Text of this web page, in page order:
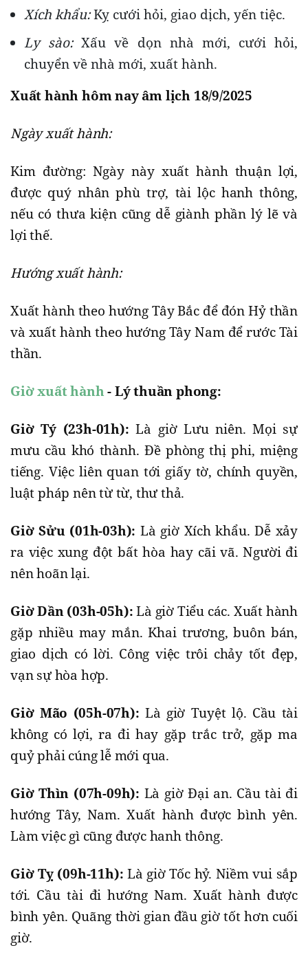
Xích khẩu:Kỵ cưới hỏi, giao dịch, yến tiệc.
Ly sào:Xấu về dọn nhà mới, cưới hỏi,
chuyển về nhà mới, xuất hành.
Xuất hành hôm nay âm lịch 18/9/2025
Ngày xuất hành:
Kim đường: Ngày này xuất hành thuận lợi,
được quý nhân phù trợ, tài lộc hanh thông,
nếu có thưa kiện cũng dễ giành phần lý lẽ và
lợi thế.
Hướng xuất hành:
Xuất hành theo hướng Tây Bắc để đón Hỷ thần
và xuất hành theo hướng Tây Nam để rước Tài
thần.
Giờ xuất hành- Lý thuần phong:
Giờ Tý (23h-01h): Là giờ Lưu niên. Mọi sự
mưu cầu khó thành. Đề phòng thị phi, miệng
tiếng. Việc liên quan tới giấy tờ, chính quyền,
luật pháp nên từ từ, thư thả.
Giờ Sửu (01h-03h): Là giờ Xích khẩu. Dễ xảy
ra việc xung đột bất hòa hay cãi vã. Người đi
nên hoãn lại.
Giờ Dần (03h-05h):Là giờ Tiểu các. Xuất hành
gặp nhiều may mắn. Khai trương, buôn bán,
giao dịch có lời. Công việc trôi chảy tốt đẹp,
vạn sự hòa hợp.
Giờ Mão (05h-07h): Là giờ Tuyệt lộ. Cầu tài
không có lợi, ra đi hay gặp trắc trở, gặp ma
quỷ phải cúng lễ mới qua.
Giờ Thìn (07h-09h): Là giờ Đại an. Cầu tài đi
hướng Tây, Nam. Xuất hành được bình yên.
Làm việc gì cũng được hanh thông.
Giờ Tỵ (09h-11h): Là giờ Tốc hỷ. Niềm vui sắp
tới. Cầu tài đi hướng Nam. Xuất hành được
bình yên. Quãng thời gian đầu giờ tốt hơn cuối
giờ.